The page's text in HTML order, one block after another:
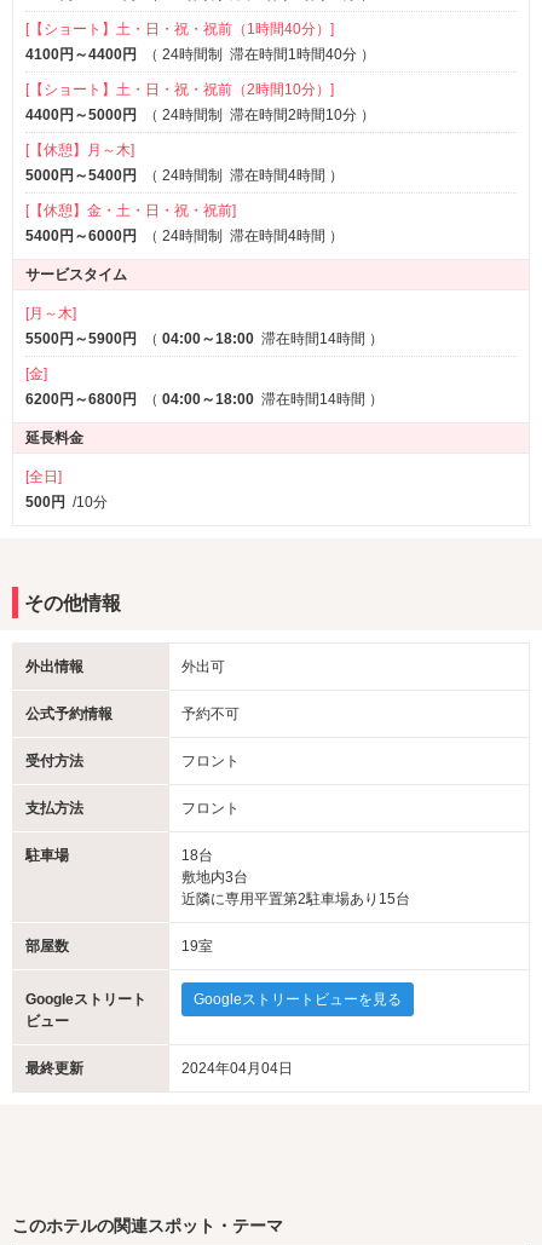
[【ショート】土・日・祝・祝前（1時間40分）]
4100円～4400円
（ 24時間制 滞在時間1時間40分 ）
[【ショート】土・日・祝・祝前（2時間10分）]
4400円～5000円
（ 24時間制 滞在時間2時間10分 ）
[【休憩】月～木]
5000円～5400円
（ 24時間制 滞在時間4時間 ）
[【休憩】金・土・日・祝・祝前]
5400円～6000円
（ 24時間制 滞在時間4時間 ）
サービスタイム
[月～木]
5500円～5900円
（ 04:00～18:00 滞在時間14時間 ）
[金]
6200円～6800円
（ 04:00～18:00 滞在時間14時間 ）
延長料金
[全日]
500円 /10分
その他情報
外出情報 外出可
公式予約情報 予約不可
受付方法 フロント
支払方法 フロント
駐車場
18台
敷地内3台
近隣に専用平置第2駐車場あり15台
部屋数 19室
Googleストリート
ビュー
Googleストリートビューを見る
最終更新 2024年04月04日
このホテルの関連スポット・テーマ